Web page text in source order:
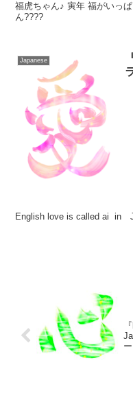
福虎ちゃん♪ 寅年 福がいっ
ん????
Japanese
English love is called ai in
ー